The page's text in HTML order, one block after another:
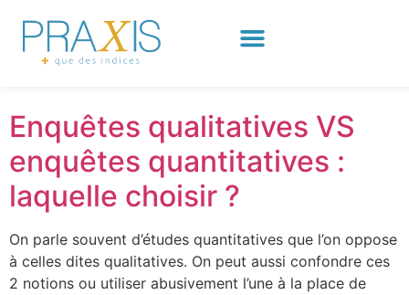
Jour :30 septembre
2025
Enquêtes qualitatives VS
enquêtes quantitatives :
laquelle choisir ?
On parle souvent d’études quantitatives que l’on oppose
à celles dites qualitatives. On peut aussi confondre ces
2 notions ou utiliser abusivement l’une à la place de